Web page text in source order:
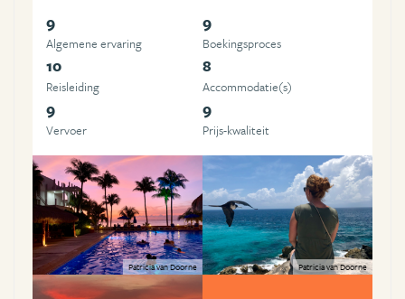
9
Algemene ervaring
9
Boekingsproces
10
Reisleiding
8
Accommodatie(s)
9
Vervoer
9
Prijs-kwaliteit
Patricia van Doorne Patricia van Doorne